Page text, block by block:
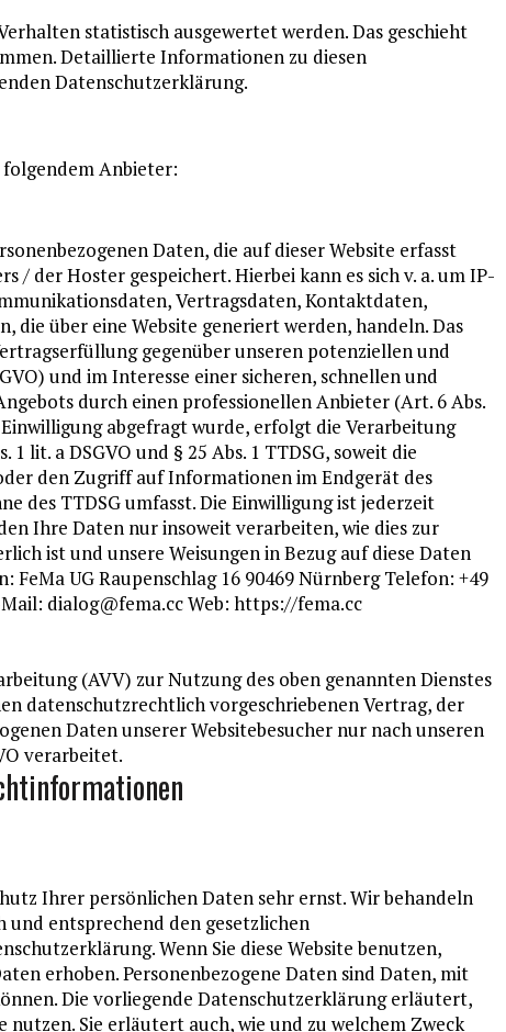
statistisch ausgewertet werden. Das geschieht
Detaillierte Informationen zu diesen
Datenschutzerklärung.
Anbieter:
Daten, die auf dieser Website erfasst
/ der Hoster gespeichert. Hierbei kann es sich v. a. um IP-
Vertragsdaten, Kontaktdaten,
die über eine Website generiert werden, handeln. Das
gegenüber unseren potenziellen und
und im Interesse einer sicheren, schnellen und
durch einen professionellen Anbieter (Art. 6 Abs.
abgefragt wurde, erfolgt die Verarbeitung
lit. a DSGVO und § 25 Abs. 1 TTDSG, soweit die
den Zugriff auf Informationen im Endgerät des
des TTDSG umfasst. Die Einwilligung ist jederzeit
Ihre Daten nur insoweit verarbeiten, wie dies zur
ist und unsere Weisungen in Bezug auf diese Daten
UG Raupenschlag 16 90469 Nürnberg Telefon: +49
Mail: dialog@fema.cc Web: https://fema.cc
(AVV) zur Nutzung des oben genannten Dienstes
datenschutzrechtlich vorgeschriebenen Vertrag, der
Daten unserer Websitebesucher nur nach unseren
verarbeitet.
Ihrer persönlichen Daten sehr ernst. Wir behandeln
entsprechend den gesetzlichen
Wenn Sie diese Website benutzen,
erhoben. Personenbezogene Daten sind Daten, mit
Die vorliegende Datenschutzerklärung erläutert,
Sie erläutert auch, wie und zu welchem Zweck